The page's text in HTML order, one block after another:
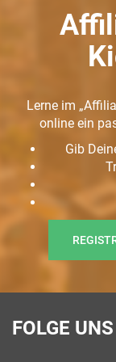
Lerne im
online ein
Gib
FOLGE UNS